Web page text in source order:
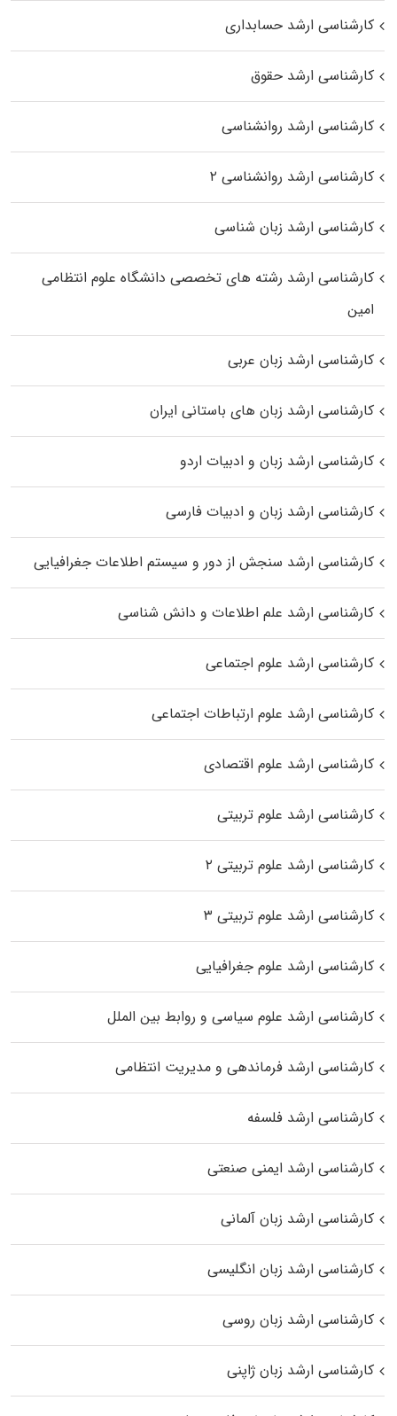
کارشناسی ارشد حسابداری
کارشناسی ارشد حقوق
کارشناسی ارشد روانشناسی
کارشناسی ارشد روانشناسی ۲
کارشناسی ارشد زبان شناسی
کارشناسی ارشد رﺷﺘﻪ ﻫﺎی تخصصی داﻧﺸﮕﺎه ﻋﻠﻮم انتظامی
اﻣﻴﻦ
کارشناسی ارشد زبان عربی
کارشناسی ارشد زبان‌ های باستانی ایران
کارشناسی ارشد زبان و ادبیات اردو
کارشناسی ارشد زبان و ادبیات فارسی
کارشناسی ارشد سنجش از دور و سیستم اطلاعات جغرافیایی
کارشناسی ارشد علم اطلاعات و دانش شناسی
کارشناسی ارشد علوم اجتماعی
کارشناسی ارشد علوم ارتباطات اجتماعی
کارشناسی ارشد علوم اقتصادی
کارشناسی ارشد علوم تربیتی
کارشناسی ارشد علوم تربیتی ۲
کارشناسی ارشد علوم تربیتی ۳
کارشناسی ارشد علوم جغرافیایی
کارشناسی ارشد علوم سیاسی و روابط بین الملل
کارشناسی ارشد فرماندهی و مدیریت انتظامی
کارشناسی ارشد فلسفه
کارشناسی ارشد ایمنی صنعتی
کارشناسی ارشد زبان آلمانی
کارشناسی ارشد زبان انگلیسی
کارشناسی ارشد زبان روسی
کارشناسی ارشد زبان ژاپنی